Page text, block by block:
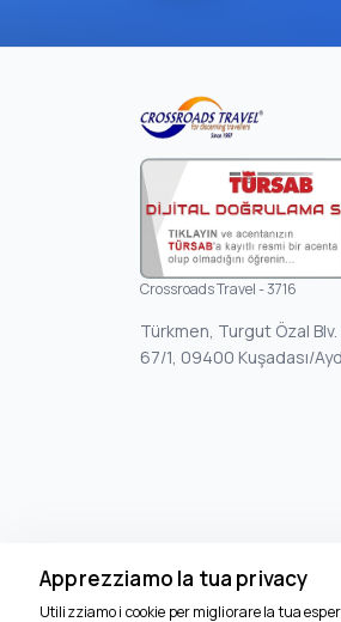
Crossroads Travel - 3716
Türkmen, Turgut Özal
67/1, 09400 Kuşadası/
Apprezziamo la tua privacy
Utilizziamo i cookie per migliorare la tua